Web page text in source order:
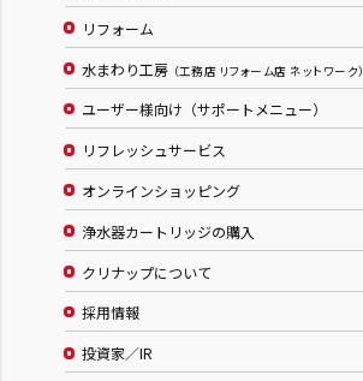
リフォーム
水まわり工房 （工務店 リフォーム店 ネットワーク）
ユーザー様向け（サポートメニュー）
リフレッシュサービス
オンラインショッピング
浄水器カートリッジの購入
クリナップについて
採用情報
投資家／IR